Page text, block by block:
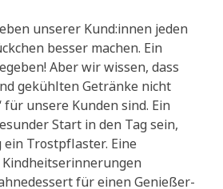
unserer Kund:innen jeden
besser machen. Ein
Aber wir wissen, dass
gekühlten Getränke nicht
für unsere Kunden sind. Ein
Start in den Tag sein,
ein Trostpflaster. Eine
für einen Genießer-